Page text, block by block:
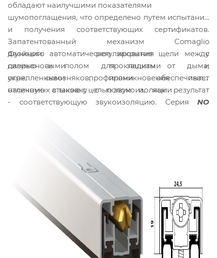
обладают наилучшими показателями
шумопоглащения, что определено путем испытаний
и получения соответствующих сертификатов.
Запатентованный механизм Comaglio
двойного регулирования с
силиконовыми прокладками и
укрепленными профилями обеспечивает
отличную стыковку с полом и, как результат
- соответствующую звукоизоляцию. Серия NO
характеристиками при оптимальной стоимости.
Функции: автоматическое закрытие щели между
дверью и полом для защиты от дыма,
огня, сквозняков, проникновения пыли,
насекомых а также с целью звукоизоляции